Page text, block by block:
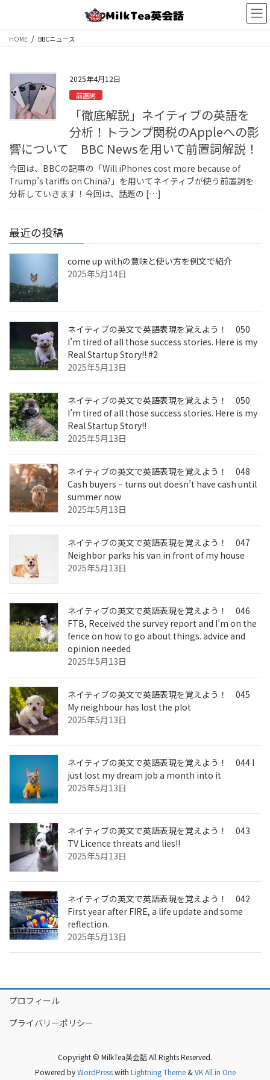
HOME BBCニュース
2025年4月12日
前置詞
「徹底解説」ネイティブの英語を
分析！トランプ関税のAppleへの影
響について BBC Newsを用いて前置詞解説！
今回は、BBCの記事の「Will iPhones cost more because of
Trump’s tariffs on China?」を用いてネイティブが使う前置詞を
分析していきます！今回は、話題の […]
最近の投稿
come up withの意味と使い方を例文で紹介
2025年5月14日
ネイティブの英文で英語表現を覚えよう！ 050
I’m tired of all those success stories. Here is my
Real Startup Story!! #2
2025年5月13日
ネイティブの英文で英語表現を覚えよう！ 050
I’m tired of all those success stories. Here is my
Real Startup Story!!
2025年5月13日
ネイティブの英文で英語表現を覚えよう！ 048
Cash buyers – turns out doesn’t have cash until
summer now
2025年5月13日
ネイティブの英文で英語表現を覚えよう！ 047
Neighbor parks his van in front of my house
2025年5月13日
ネイティブの英文で英語表現を覚えよう！ 046
FTB, Received the survey report and I’m on the
fence on how to go about things. advice and
opinion needed
2025年5月13日
ネイティブの英文で英語表現を覚えよう！ 045
My neighbour has lost the plot
2025年5月13日
ネイティブの英文で英語表現を覚えよう！ 044 I
just lost my dream job a month into it
2025年5月13日
ネイティブの英文で英語表現を覚えよう！ 043
TV Licence threats and lies!!
2025年5月13日
ネイティブの英文で英語表現を覚えよう！ 042
First year after FIRE, a life update and some
reflection.
2025年5月13日
プロフィール
プライバリーポリシー
Copyright © MilkTea英会話 All Rights Reserved.
Powered byWordPresswith Lightning Theme&VK All in One